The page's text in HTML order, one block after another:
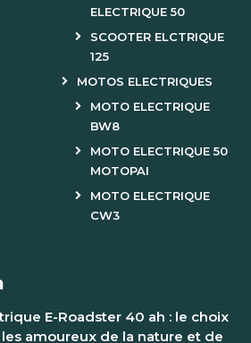
ELECTRIQUE 50
SCOOTER ELCTRIQUE
125
MOTOS ELECTRIQUES
MOTO ELECTRIQUE
BW8
MOTO ELECTRIQUE 50
MOTOPAI
MOTO ELECTRIQUE
CW3
E-Roadster 40 ah : le choix
amoureux de la nature et de